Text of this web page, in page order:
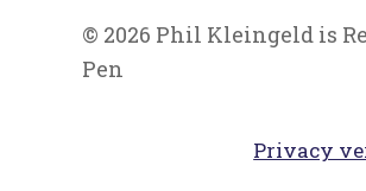
© 2026 Phil Kleingeld is
Pen
Privacy